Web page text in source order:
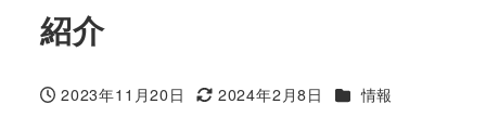
紹介
投稿日
2023年11月20日
更新日
2024年2月8日 カテゴリー
情報